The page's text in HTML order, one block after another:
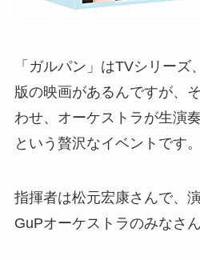
「ガルパン」はTVシリー
版の映画があるんですが、
わせ、オーケストラが生演
という贅沢なイベントです。
指揮者は松元宏康さんで、
GuPオーケストラのみなさん